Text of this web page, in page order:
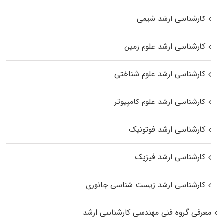
کارشناسی ارشد شیمی
کارشناسی ارشد علوم زمین
کارشناسی ارشد علوم شناختی
کارشناسی ارشد علوم کامپیوتر
کارشناسی ارشد فوتونیک
کارشناسی ارشد فیزیک
کارشناسی ارشد زیست‌ شناسی جانوری
معرفی گروه فنی مهندسی کارشناسی ارشد